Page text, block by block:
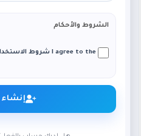
الشروط والأحكام
I agree to the شروط الاستخدام